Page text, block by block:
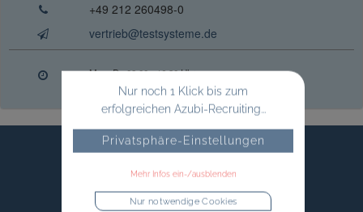
+49 212 260498-0
vertrieb@testsysteme.de
Mo. - Do.08:00 - 16:30 Uhr
08:00 - 14:00 Uhr
Nur noch 1 Klick bis zum
erfolgreichen Azubi-Recruiting...
Privatsphäre-Einstellungen
Mehr Infos ein-/ausblenden
Nur notwendige Cookies